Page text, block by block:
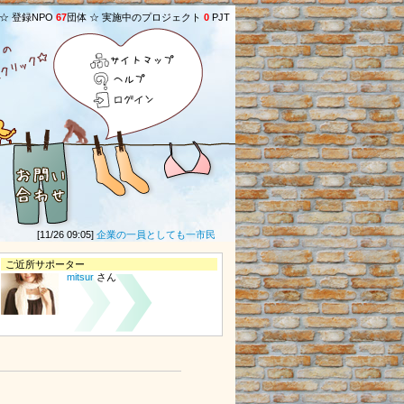
登録NPO 67団体 ☆ 実施中のプロジェクト 0 PJT
サイトマップ
ヘルプ
ログイン
[11/26 09:05]企業の一員としても一市民としても一人ひとりの人権がよりよく実現
ご近所サポーター
mitsur さん